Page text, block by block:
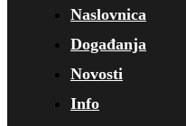
Naslovnica
Događanja
Novosti
Info